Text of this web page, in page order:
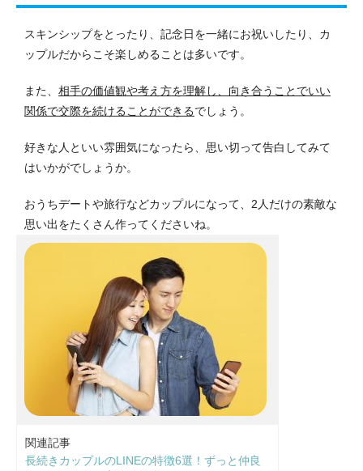
スキンシップをとったり、記念日を一緒にお祝いしたり、カ
ップルだからこそ楽しめることは多いです。
また、 相手の価値観や考え方を理解し、向き合うことでいい
関係で交際を続けることができるでしょう。
好きな人といい雰囲気になったら、思い切って告白してみて
はいかがでしょうか。
おうちデートや旅行などカップルになって、2人だけの素敵な
思い出をたくさん作ってくださいね。
関連記事
長続きカップルのLINEの特徴6選！ずっと仲良